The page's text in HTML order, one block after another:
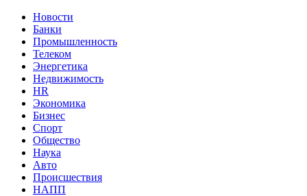
Новости
Банки
Промышленность
Телеком
Энергетика
Недвижимость
HR
Экономика
Бизнес
Спорт
Общество
Наука
Авто
Происшествия
НАПП